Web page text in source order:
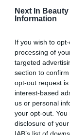
Next In Beauty
Information
If you wish to
processing of
targeted
section to
opt-out request
interest-based
us or personal
your opt-out.
disclosure of